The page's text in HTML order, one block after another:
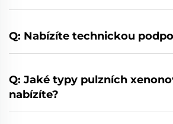
Q: Nabízíte technickou
Q: Jaké typy pulzních
nabízíte?